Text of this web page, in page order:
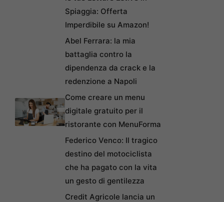
Spiaggia: Offerta
Imperdibile su Amazon!
Abel Ferrara: la mia
battaglia contro la
dipendenza da crack e la
redenzione a Napoli
Come creare un menu
digitale gratuito per il
ristorante con MenuForma
Federico Venco: Il tragico
destino del motociclista
che ha pagato con la vita
un gesto di gentilezza
Credit Agricole lancia un